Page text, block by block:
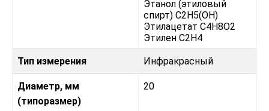
Этанол (этиловый
спирт) C2H5(OH)
Этилацетат C4H8O2
Этилен С2H4
Тип измерения Инфракрасный
Диаметр, мм
(типоразмер)
20